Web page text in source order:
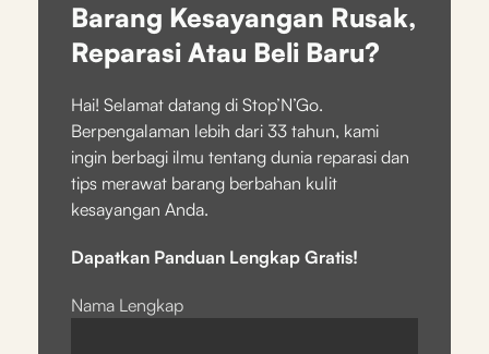
Barang Kesayangan Rusak,
Reparasi Atau Beli Baru?
Hai! Selamat datang di Stop’N’Go.
Berpengalaman lebih dari 33 tahun, kami
ingin berbagi ilmu tentang dunia reparasi dan
tips merawat barang berbahan kulit
kesayangan Anda.
Dapatkan Panduan Lengkap Gratis!
Nama Lengkap